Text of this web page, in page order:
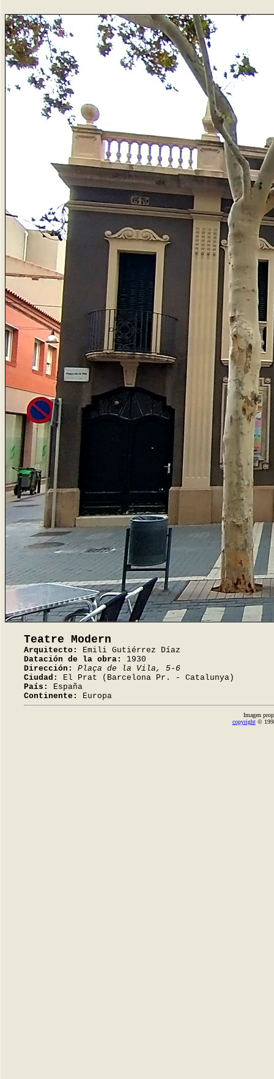
Teatre Modern
Arquitecto:
Emili Gutiérrez Díaz
Datación de la obra:
1930
Dirección:
Plaça de la Vila, 5-6
Ciudad:
El Prat (Barcelona Pr. - Catalunya)
País:
España
Continente:
Europa
Imagen
copyright©